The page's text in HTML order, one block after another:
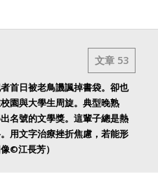
文章 53
首日被老鳥譏諷掉書袋。卻也
園與大學生周旋。典型晚熟
名號的文學獎。這輩子總是熱
用文字治療挫折焦慮，若能形
©江長芳）